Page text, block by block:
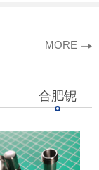
MORE
合肥铌